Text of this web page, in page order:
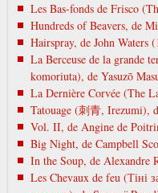
Les Bas-fonds de Frisco
Hundreds of Beavers, de
Hairspray, de John Waters
La Berceuse de la grande
komoriuta), de Yasuzō
La Dernière Corvée (The
Tatouage (刺青, Irezumi),
Vol. II, de Angine de
Big Night, de Campbell
In the Soup, de Alexandre
Les Chevaux de feu (Тіні